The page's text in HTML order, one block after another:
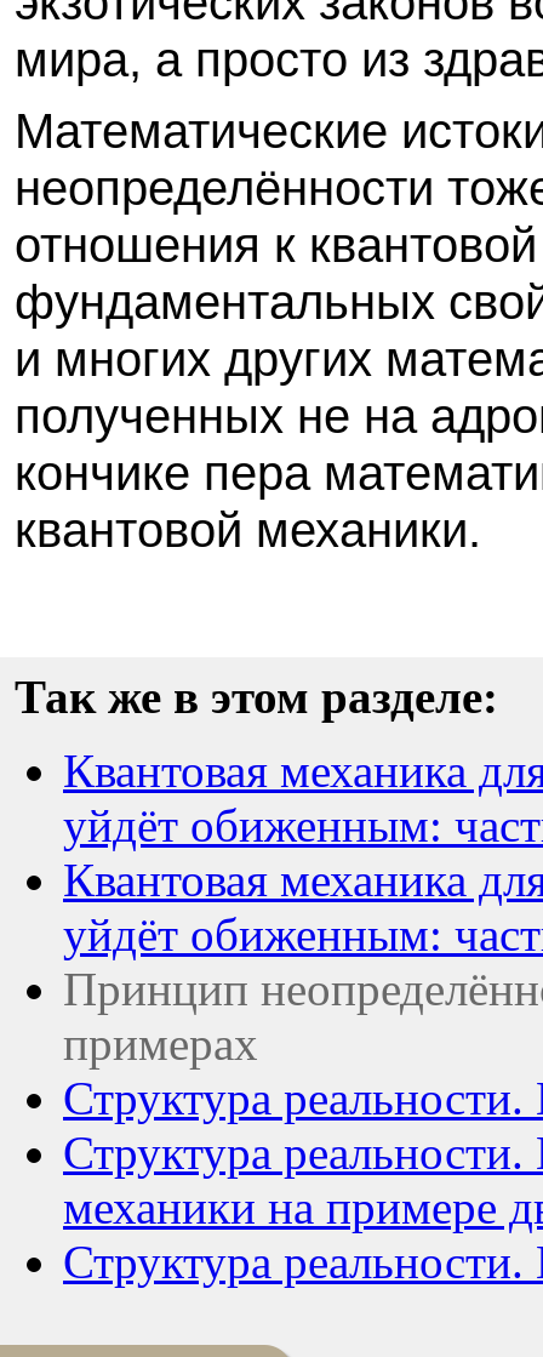
мира, а просто из
Математические
неопределённости
отношения к
фундаментальных
и многих других
полученных не на
кончике пера
квантовой механики.
Так же в этом разделе:
Квантовая механика
уйдёт обиженным:
Квантовая механика
уйдёт обиженным:
Принцип
примерах
Структура реальности.
Структура
механики на примере
Структура